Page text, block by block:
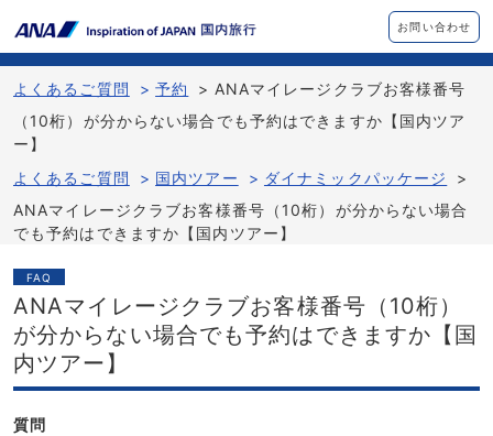
お問い合わせ
よくあるご質問 > 予約 > ANAマイレージクラブお客様番号
（10桁）が分からない場合でも予約はできますか【国内ツア
ー】
よくあるご質問
> 国内ツアー > ダイナミックパッケージ
>
ANAマイレージクラブお客様番号（10桁）が分からない場合
でも予約はできますか【国内ツアー】
FAQ
ANAマイレージクラブお客様番号（10桁）
が分からない場合でも予約はできますか【国
内ツアー】
質問